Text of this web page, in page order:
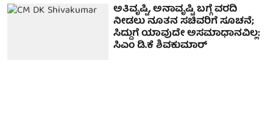
ಅತಿವೃಷ್ಟಿ, ಅನಾವೃಷ್ಟಿ ಬಗ್ಗೆ ವರದಿ
ನೀಡಲು ನೂತನ ಸಚಿವರಿಗೆ ಸೂಚನೆ;
ಸಿದ್ದುಗೆ ಯಾವುದೇ ಅಸಮಾಧಾನವಿಲ್ಲ:
ಸಿಎಂ ಡಿ.ಕೆ ಶಿವಕುಮಾರ್